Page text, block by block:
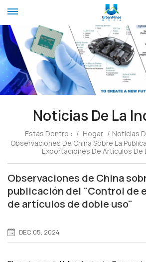
Noticias De La
Estás Dentro : / Hogar / Noticias
Observaciones De China Sobre La
Exportaciones De Artículos De
Observaciones de China
publicación del "Control de
de artículos de doble uso"
DEC 05, 2024